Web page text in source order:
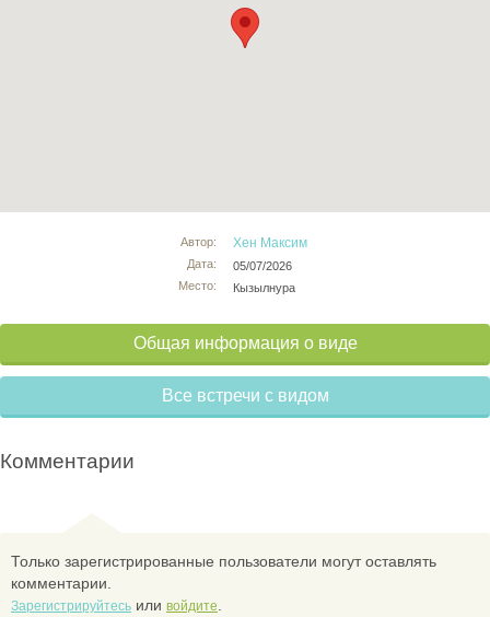
Автор:
Дата:
Место:
Хен Максим
05/07/2026
Кызылнура
Общая информация о виде
Все встречи с видом
Комментарии
Только зарегистрированные пользователи могут оставлять
комментарии.
Зарегистрируйтесь или войдите